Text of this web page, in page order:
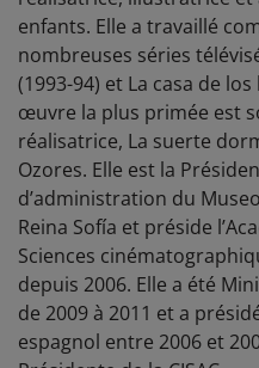
enfants. Elle a travaillé
nombreuses séries
(1993-94) et La casa de
œuvre la plus primée est
réalisatrice, La suerte
Ozores. Elle est la
d’administration du
Reina Sofía et préside
Sciences
depuis 2006. Elle a été
de 2009 à 2011 et a
espagnol entre 2006 et